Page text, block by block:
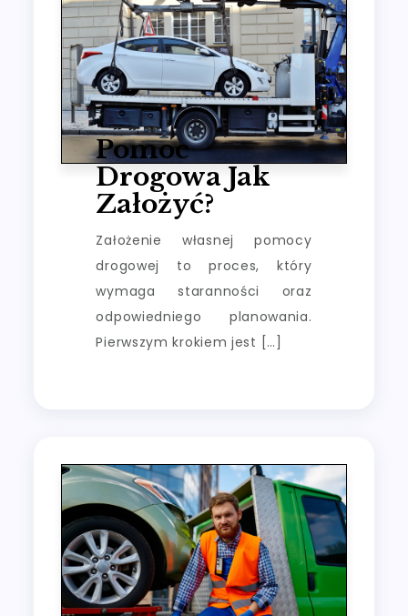
Pomoc
Drogowa Jak
Założyć?
Założenie własnej pomocy
drogowej to proces, który
wymaga staranności oraz
odpowiedniego planowania.
Pierwszym krokiem jest […]